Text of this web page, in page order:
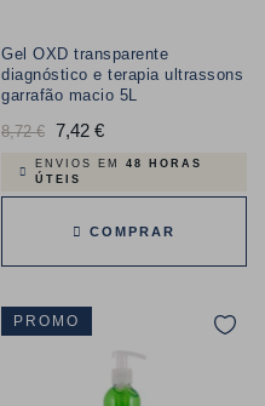
Gel OXD transparente
diagnóstico e terapia ultrassons
garrafão macio 5L
Preço
normal
8,72 € 7,42 €Preço
ENVIOS EM 48 HORAS
ÚTEIS
COMPRAR
PROMO